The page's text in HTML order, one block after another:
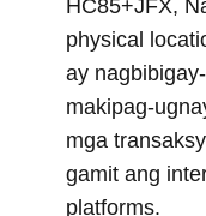
HC85+JFX,
physical
ay
makipag-
mga
gamit ang
platforms.